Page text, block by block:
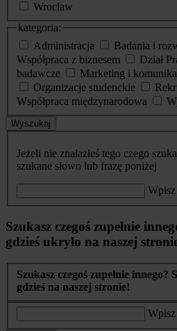
Wrocław
kategoria:
Administracja
Badania i
Współpraca z biznesem
Dział
badawcze
Marketing i
Organizacje studenckie
Współpraca międzynarodowa
Wyszukaj
Jeżeli nie znalazłeś tego czego
szukane słowo lub frazę poniżej
Szukasz czegoś zupełnie
gdzieś ukryło na naszej
Szukasz czegoś zupełnie innego?
gdzieś na naszej stronie!